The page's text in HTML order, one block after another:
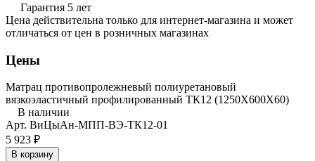
Гарантия 5 лет
Цена действительна только для интернет-магазина и может
отличаться от цен в розничных магазинах
Цены
Матрац противопролежневый полиуретановый
вязкоэластичный профилированный ТК12 (1250Х600Х60)
В наличии
Арт. ВиЦыАн-МПП-ВЭ-ТК12-01
5 923 ₽
В корзину